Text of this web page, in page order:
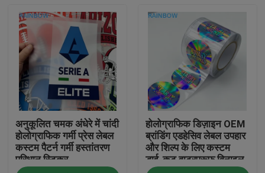
अनुकूलित चमक अंधेरे में चांदी
होलोग्राफिक गर्मी प्रेस लेबल
कस्टम पैटर्न गर्मी हस्तांतरण
परिधान स्टिकर
होलोग्राफिक डिज़ाइन OEM
ब्रांडिंग एडहेसिव लेबल उपहार
और शिल्प के लिए कस्टम
डाई-कट वाटरप्रूफ विनाइल